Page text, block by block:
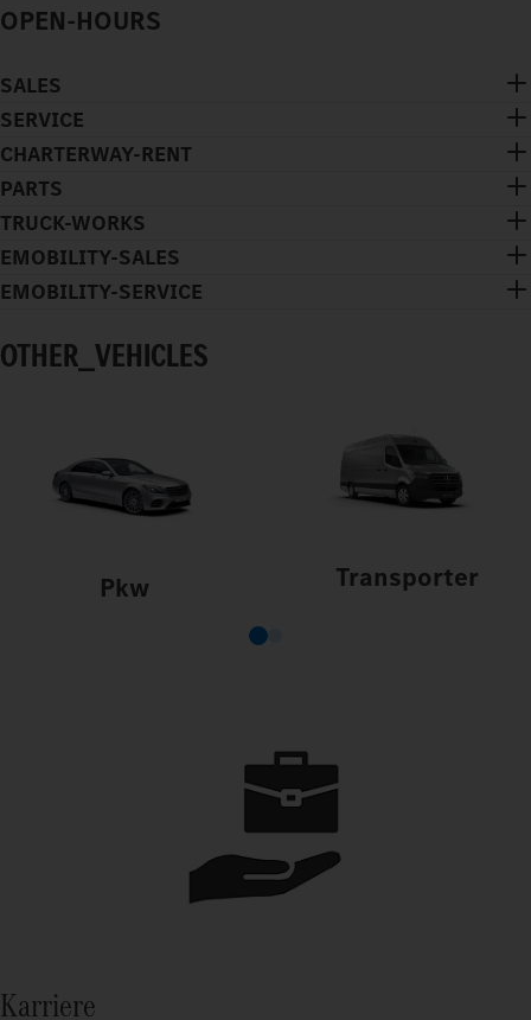
OPEN-HOURS
SALES
SERVICE
CHARTERWAY-RENT
PARTS
TRUCK-WORKS
EMOBILITY-SALES
EMOBILITY-SERVICE
OTHER_VEHICLES
Pkw Transporter
Karriere